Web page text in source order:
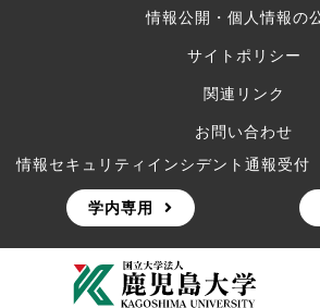
情報公開・個人情報の
サイトポリシー
関連リンク
お問い合わせ
情報セキュリティインシデント通報受付
学内専用